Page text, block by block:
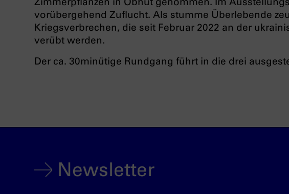
vorübergehend Zuflucht. Als stumme Überlebende
Kriegsverbrechen, die seit Februar 2022 an der
verübt werden.
Der ca. 30minütige Rundgang führt in die drei
Newsletter